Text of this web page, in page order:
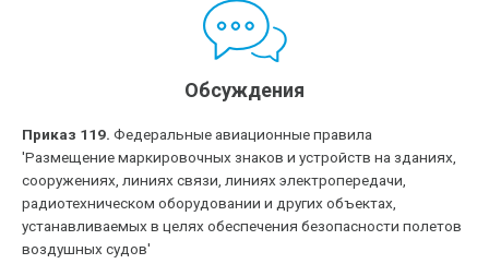
Обсуждения
Приказ 119. Федеральные авиационные правила
'Размещение маркировочных знаков и устройств на зданиях,
сооружениях, линиях связи, линиях электропередачи,
радиотехническом оборудовании и других объектах,
устанавливаемых в целях обеспечения безопасности полетов
воздушных судов'